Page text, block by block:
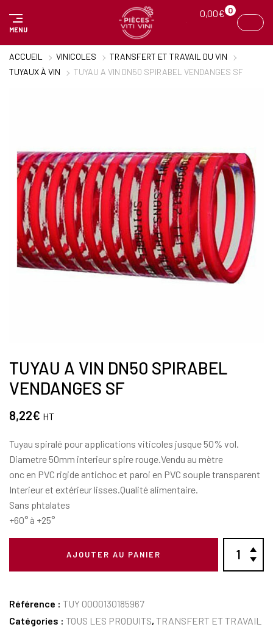
MENU
0,00€ 0
ACCUEIL VINICOLES
TRANSFERT ET TRAVAIL DU VIN
TUYAUX À VIN
TUYAU A VIN DN50 SPIRABEL VENDANGES SF
TUYAU A VIN DN50 SPIRABEL
VENDANGES SF
8,22€ HT
Tuyau spiralé pour applications viticoles jusque 50% vol.
Diametre 50mm interieur spire rouge.Vendu au mètre
onc en PVC rigide antichoc et paroi en PVC souple transparent
Interieur et extérieur lisses.Qualité alimentaire.
Sans phtalates
+60° à +25°
AJOUTER AU PANIER
Référence : TUY 0000130185967
Catégories : TOUS LES PRODUITS, TRANSFERT ET TRAVAIL
Panneau de gestion des cookies